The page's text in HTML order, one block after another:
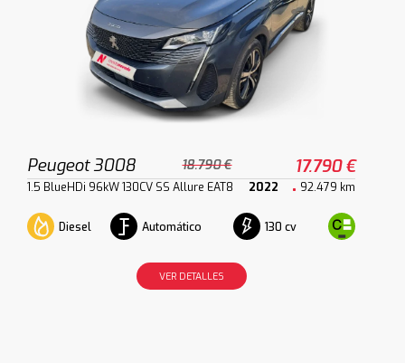
Peugeot 3008 18.790 € 17.790 €
1.5 BlueHDi 96kW 130CV SS Allure EAT8 2022 92.479 km
Diesel Automático 130 cv
VER DETALLES